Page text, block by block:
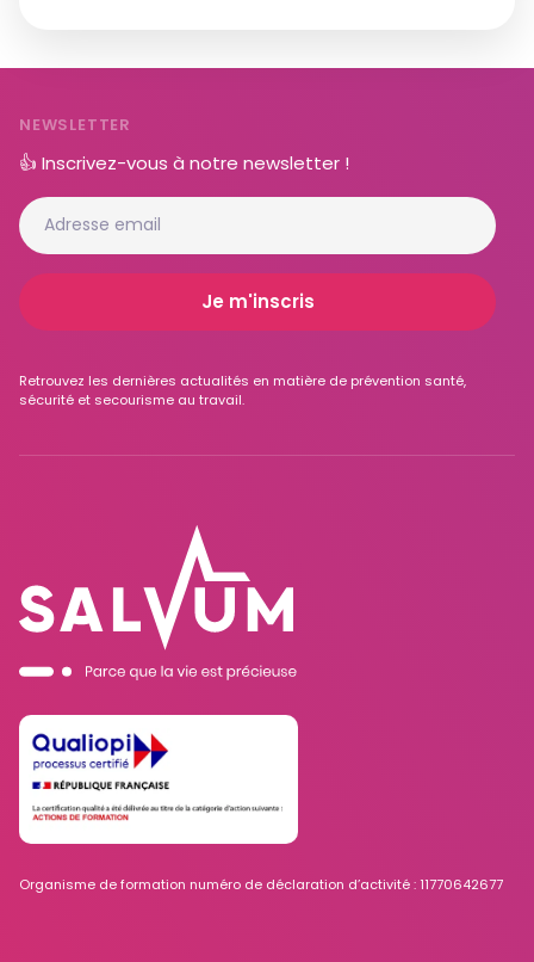
Organisme de formation numéro de déclaration d’activité : 11770642677
NEWSLETTER
👍 Inscrivez-vous à notre newsletter !
Retrouvez les dernières actualités en matière de prévention santé,
sécurité et secourisme au travail.